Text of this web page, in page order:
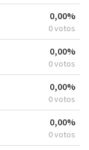
0,00%
0 votos
0,00%
0 votos
0,00%
0 votos
0,00%
0 votos